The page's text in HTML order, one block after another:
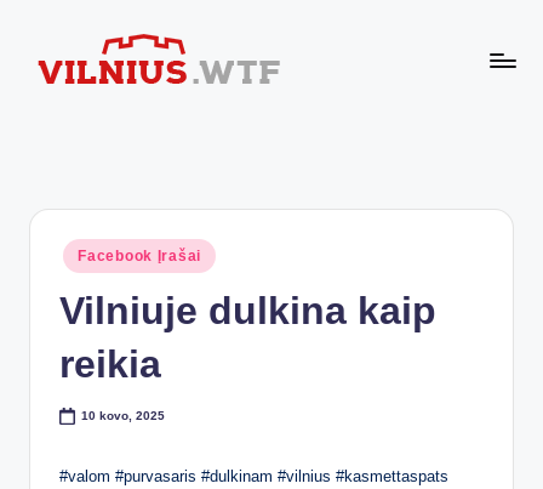
Ibuto
durimis
Posted
in
Facebook Įrašai
Vilniuje dulkina kaip
reikia
10 kovo, 2025
#valom #purvasaris #dulkinam #vilnius #kasmettaspats